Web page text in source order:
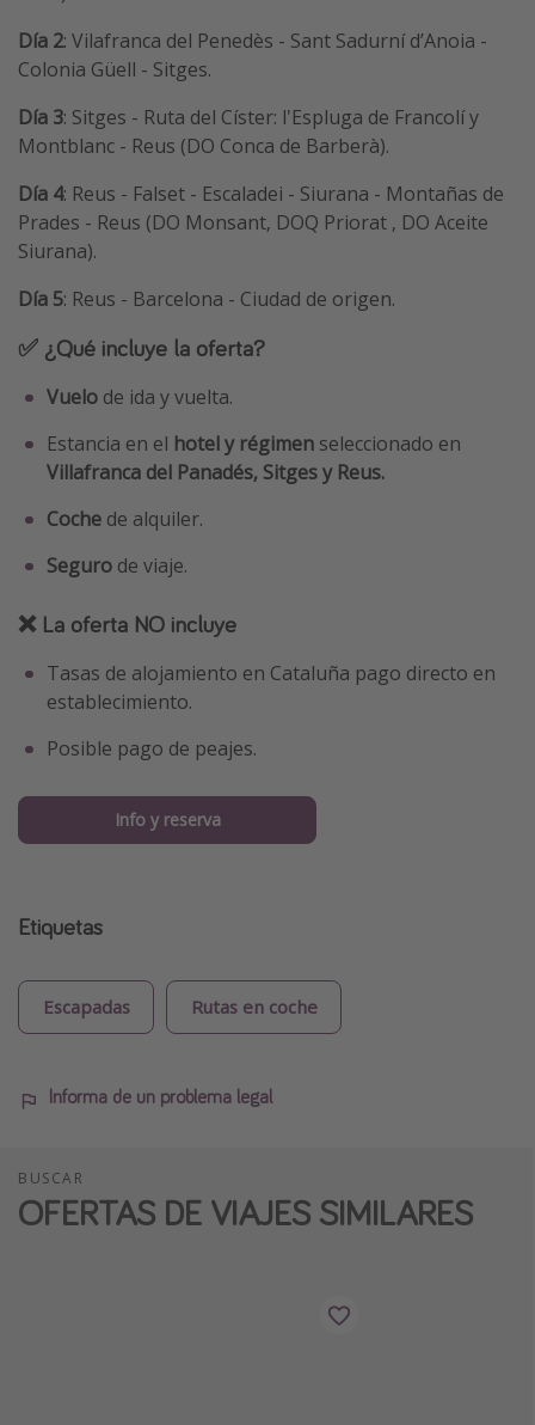
Día 2: Vilafranca del Penedès - Sant Sadurní d’Anoia -
Colonia Güell - Sitges.
Día 3: Sitges - Ruta del Císter: l'Espluga de Francolí y
Montblanc - Reus (DO Conca de Barberà).
Día 4: Reus - Falset - Escaladei - Siurana - Montañas de
Prades - Reus (DO Monsant, DOQ Priorat , DO Aceite
Siurana).
Día 5: Reus - Barcelona - Ciudad de origen.
✅ ¿Qué incluye la oferta?
Vuelo de ida y vuelta.
Estancia en el hotel y régimen seleccionado en
Villafranca del Panadés, Sitges y Reus.
Coche de alquiler.
Seguro de viaje.
❌ La oferta NO incluye
Tasas de alojamiento en Cataluña pago directo en
establecimiento.
Posible pago de peajes.
Info y reserva
Etiquetas
Escapadas Rutas en coche
Informa de un problema legal
BUSCAR
OFERTAS DE VIAJES SIMILARES